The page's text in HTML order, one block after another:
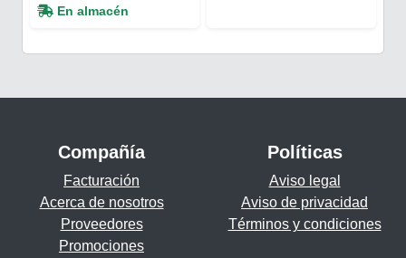
En almacén
Compañía
Facturación
Acerca de nosotros
Proveedores
Promociones
Políticas
Aviso legal
Aviso de privacidad
Términos y condiciones